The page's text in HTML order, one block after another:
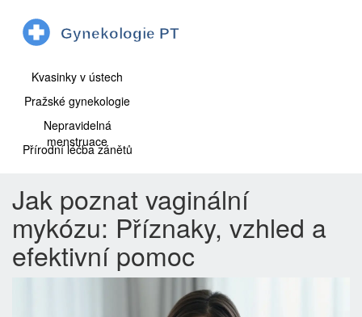
Kvasinky v ústech
Pražské gynekologie
Nepravidelná
menstruace
Přírodní léčba zánětů
Jak poznat vaginální
mykózu: Příznaky, vzhled a
efektivní pomoc